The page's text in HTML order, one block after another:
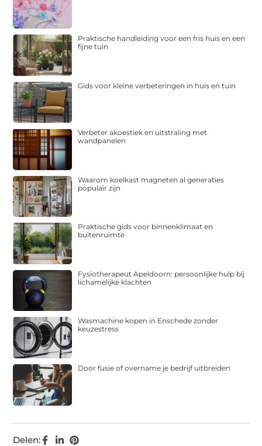
Delen:
Praktische handleiding voor een fris huis en een
fijne tuin
Gids voor kleine verbeteringen in huis en tuin
Verbeter akoestiek en uitstraling met
wandpanelen
Waarom koelkast magneten al generaties
populair zijn
Praktische gids voor binnenklimaat en
buitenruimte
Fysiotherapeut Apeldoorn: persoonlijke hulp bij
lichamelijke klachten
Wasmachine kopen in Enschede zonder
keuzestress
Door fusie of overname je bedrijf uitbreiden